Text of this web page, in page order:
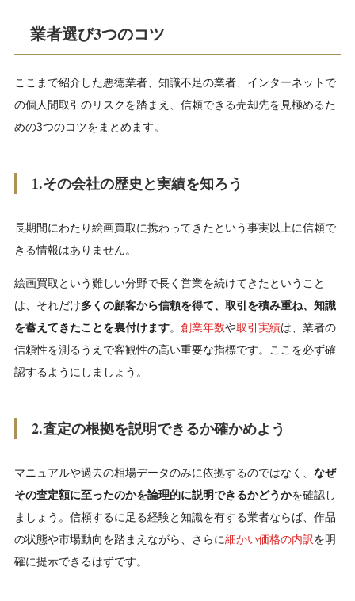
業者選び3つのコツ
ここまで紹介した悪徳業者、知識不足の業者、インターネットで
の個人間取引のリスクを踏まえ、信頼できる売却先を見極めるた
めの3つのコツをまとめます。
1.その会社の歴史と実績を知ろう
長期間にわたり絵画買取に携わってきたという事実以上に信頼で
きる情報はありません。
絵画買取という難しい分野で長く営業を続けてきたということ
は、それだけ多くの顧客から信頼を得て、取引を積み重ね、知識
を蓄えてきたことを裏付けます。 創業年数や取引実績は、業者の
信頼性を測るうえで客観性の高い重要な指標です。ここを必ず確
認するようにしましょう。
2.査定の根拠を説明できるか確かめよう
マニュアルや過去の相場データのみに依拠するのではなく、 なぜ
その査定額に至ったのかを論理的に説明できるかどうかを確認し
ましょう。信頼するに足る経験と知識を有する業者ならば、作品
の状態や市場動向を踏まえながら、さらに細かい価格の内訳を明
確に提示できるはずです。